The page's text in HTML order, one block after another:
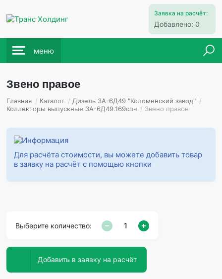
Заявка на расчёт:
Добавлено: 0
меню
Звено правое
Главная / Каталог / Дизель 3А-6Д49 "Коломенский завод" /
Коллекторы выпускные 3А-6Д49.169спч / Звено правое
Для расчёта стоимости, вы можете добавить товар
в заявку на расчёт с помощью кнопки
Выберите количество:
Добавить в заявку на расчёт